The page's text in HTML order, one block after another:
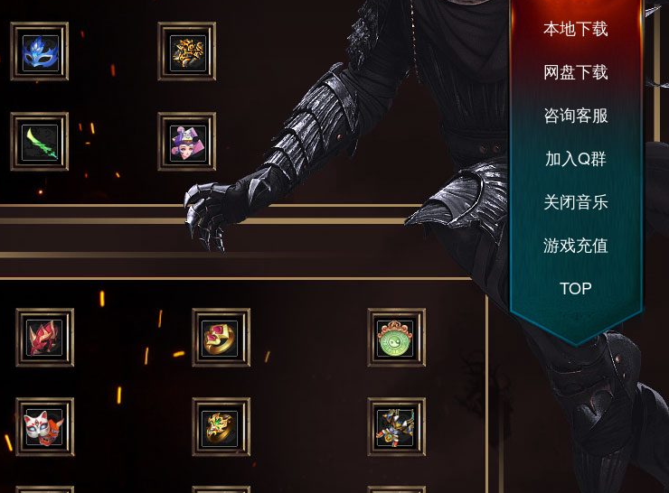
本地下载
网盘下载
咨询客服
加入Q群
关闭音乐
游戏充值
TOP